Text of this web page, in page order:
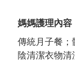
媽媽護理內容
傳統月子餐；
陰清潔衣物清